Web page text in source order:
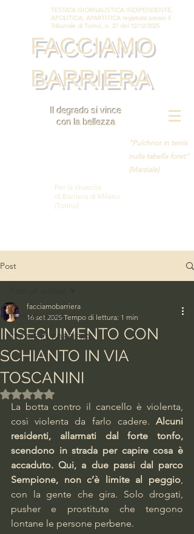
TESTATA GIORNALISTICA INDIPENDENTE,
APOLITICA, APARTITICA registrata presso il
Tribunale di Torino, n. 27 del 12/12/2025
FACCIAMO
BARRIERA
Il degrado si vince
con la bellezza
"Pulchrior in terris
nulla tabella foret"
(Marziale)
Per la rinascita
di Barriera di Milano
(Torino)
Post
Tutti gli articoli
STORIE DI BARRIERA
INSEGUIMENTO CON
SCHIANTO IN VIA
TOSCANINI
facciamobarriera
16 set 2025 Tempo di lettura: 1 min
Valutazione NaN stelle su 5.
La botta contro il cancello è violenta,
così violenta da farlo cadere. Alcuni
residenti, allarmati dal forte tonfo,
scendono in strada per capire cosa è
accaduto. Qui, a due passi dal parco
Sempione, non c’è limite al peggio,
con la gente che gira. Solo drogati,
pusher e prostitute che tengono
lontane le persone perbene.